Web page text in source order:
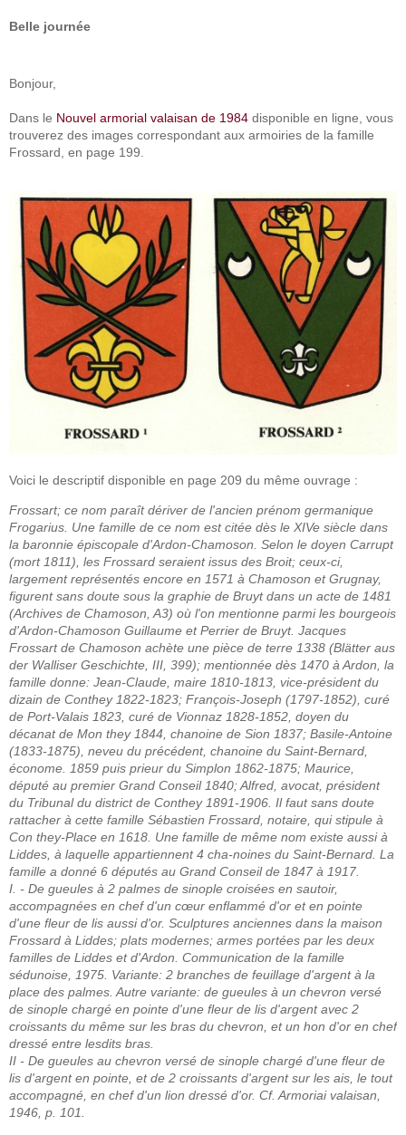
Belle journée
Bonjour,
Dans le Nouvel armorial valaisan de 1984 disponible en ligne, vous
trouverez des images correspondant aux armoiries de la famille
Frossard, en page 199.
Voici le descriptif disponible en page 209 du même ouvrage :
Frossart; ce nom paraît dériver de l'ancien prénom germanique
Frogarius. Une famille de ce nom est citée dès le XIVe siècle dans
la baronnie épiscopale d'Ardon-Chamoson. Selon le doyen Carrupt
(mort 1811), les Frossard seraient issus des Broit; ceux-ci,
largement représentés encore en 1571 à Chamoson et Grugnay,
figurent sans doute sous la graphie de Bruyt dans un acte de 1481
(Archives de Chamoson, A3) où l'on mentionne parmi les bourgeois
d'Ardon-Chamoson Guillaume et Perrier de Bruyt. Jacques
Frossart de Chamoson achète une pièce de terre 1338 (Blätter aus
der Walliser Geschichte, III, 399); mentionnée dès 1470 à Ardon, la
famille donne: Jean-Claude, maire 1810-1813, vice-président du
dizain de Conthey 1822-1823; François-Joseph (1797-1852), curé
de Port-Valais 1823, curé de Vionnaz 1828-1852, doyen du
décanat de Mon they 1844, chanoine de Sion 1837; Basile-Antoine
(1833-1875), neveu du précédent, chanoine du Saint-Bernard,
économe. 1859 puis prieur du Simplon 1862-1875; Maurice,
député au premier Grand Conseil 1840; Alfred, avocat, président
du Tribunal du district de Conthey 1891-1906. Il faut sans doute
rattacher à cette famille Sébastien Frossard, notaire, qui stipule à
Con they-Place en 1618. Une famille de même nom existe aussi à
Liddes, à laquelle appartiennent 4 cha-noines du Saint-Bernard. La
famille a donné 6 députés au Grand Conseil de 1847 à 1917.
I. - De gueules à 2 palmes de sinople croisées en sautoir,
accompagnées en chef d'un cœur enflammé d'or et en pointe
d'une fleur de lis aussi d'or. Sculptures anciennes dans la maison
Frossard à Liddes; plats modernes; armes portées par les deux
familles de Liddes et d'Ardon. Communication de la famille
sédunoise, 1975. Variante: 2 branches de feuillage d'argent à la
place des palmes. Autre variante: de gueules à un chevron versé
de sinople chargé en pointe d'une fleur de lis d'argent avec 2
croissants du même sur les bras du chevron, et un hon d'or en chef
dressé entre lesdits bras.
II - De gueules au chevron versé de sinople chargé d'une fleur de
lis d'argent en pointe, et de 2 croissants d'argent sur les ais, le tout
accompagné, en chef d'un lion dressé d'or. Cf. Armoriai valaisan,
1946, p. 101.